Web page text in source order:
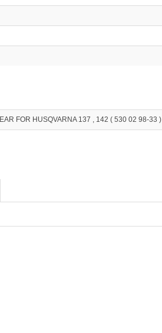
FOR HUSQVARNA 137 , 142 ( 530 02 98-33 )